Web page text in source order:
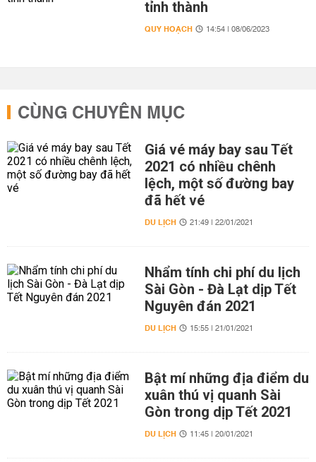
tỉnh thành
QUY HOẠCH 14:54 | 08/06/2023
CÙNG CHUYÊN MỤC
Giá vé máy bay sau Tết
2021 có nhiều chênh
lệch, một số đường bay
đã hết vé
DU LỊCH 21:49 | 22/01/2021
Nhẩm tính chi phí du lịch
Sài Gòn - Đà Lạt dịp Tết
Nguyên đán 2021
DU LỊCH 15:55 | 21/01/2021
Bật mí những địa điểm du
xuân thú vị quanh Sài
Gòn trong dịp Tết 2021
DU LỊCH 11:45 | 20/01/2021